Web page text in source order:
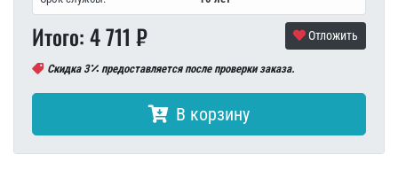
Итого:4 711 ₽ Отложить
Скидка 3 предоставляется после проверки заказа.
В корзину